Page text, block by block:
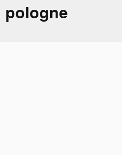
pologne